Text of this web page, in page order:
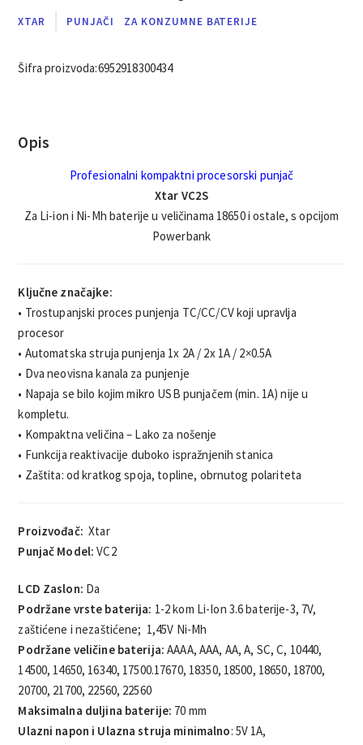
XTAR PUNJAČI ZA KONZUMNE BATERIJE
Šifra proizvoda:6952918300434
Opis
Profesionalni kompaktni procesorski punjač
Xtar VC2S
Za Li-ion i Ni-Mh baterije u veličinama 18650 i ostale, s opcijom
Powerbank
Ključne značajke:
• Trostupanjski proces punjenja TC/CC/CV koji upravlja
procesor
• Automatska struja punjenja 1x 2A / 2x 1A / 2×0.5A
• Dva neovisna kanala za punjenje
• Napaja se bilo kojim mikro USB punjačem (min. 1A) nije u
kompletu.
• Kompaktna veličina – Lako za nošenje
• Funkcija reaktivacije duboko ispražnjenih stanica
• Zaštita: od kratkog spoja, topline, obrnutog polariteta
Proizvođač: Xtar
Punjač Model: VC2
LCD Zaslon: Da
Podržane vrste baterija: 1-2 kom Li-Ion 3.6 baterije-3, 7V,
zaštićene i nezaštićene; 1,45V Ni-Mh
Podržane veličine baterija: AAAA, AAA, AA, A, SC, C, 10440,
14500, 14650, 16340, 17500.17670, 18350, 18500, 18650, 18700,
20700, 21700, 22560, 22560
Maksimalna duljina baterije: 70 mm
Ulazni napon i Ulazna struja minimalno: 5V 1A,